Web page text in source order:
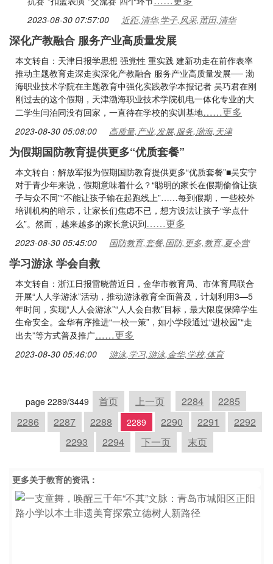
2023-08-30 07:57:00 近距,清华,学子,风采,莆田,清华
深化产教融合 服务产业高质量发展
本文转自：天津日报学思想 强党性 重实践 建新功走在前作表率
推动主题教育走深走实深化产教融合 服务产业高质量发展── 渤
海职业技术学院在主题教育中强化实践教学本报记者 吴巧君在刚
刚过去的这个假期，天津渤海职业技术学院机电一体化专业的大
二学生闫泊同没有回家，一直待在学校的实训基地……更多
2023-08-30 05:08:00 高质量,产业,发展,服务,渤海,天津
为假期国防教育提供更多“优质套餐”
本文转自：解放军报为假期国防教育提供更多“优质套餐”■吴安宁
对于青少年来说，假期意味着什么？“聪明的家长在假期偷偷让孩
子与众不同”“不能让孩子输在起跑线上”……每到假期，一些校外
培训机构的暗示，让家长们焦虑不已，想方设法让孩子“学点什
么”。然而，越来越多的家长意识到……更多
2023-08-30 05:45:00 国防教育,套餐,国防,更多,教育,夏令营
学习游泳 学会自救
本文转自：浙江日报雷晓蕾近日，金华市教育局、市体育局联合
开展“人人学游泳”活动，推动游泳教育全面普及，计划利用3—5
年时间，实现“人人会游泳”“人人会自救”目标，最大限度保障学生
生命安全。金华有序推进“一校一策”，如小学段通过“进校园”“走
出去”等方式普及推广……更多
2023-08-30 05:46:00 游泳,学习,游泳,金华,学校,体育
page 2289/3449 首页 上一页 2284
2285
2286
2287 2288 2289 2290 2291
2292
2293
2294 下一页 末页
更多关于教育的资讯：